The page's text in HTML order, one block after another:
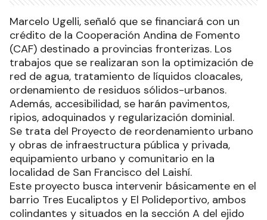
Marcelo Ugelli, señaló que se financiará con un
crédito de la Cooperación Andina de Fomento
(CAF) destinado a provincias fronterizas. Los
trabajos que se realizaran son la optimización de
red de agua, tratamiento de líquidos cloacales,
ordenamiento de residuos sólidos-urbanos.
Además, accesibilidad, se harán pavimentos,
ripios, adoquinados y regularización dominial.
Se trata del Proyecto de reordenamiento urbano
y obras de infraestructura pública y privada,
equipamiento urbano y comunitario en la
localidad de San Francisco del Laishí.
Este proyecto busca intervenir básicamente en el
barrio Tres Eucaliptos y El Polideportivo, ambos
colindantes y situados en la sección A del ejido